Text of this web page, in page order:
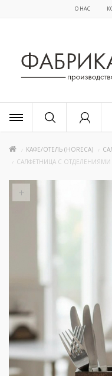
О НАС
КАФЕ/ОТЕЛЬ (HORECA)
САЛФЕТНИЦА C ОТДЕЛЕНИЯМИ
+